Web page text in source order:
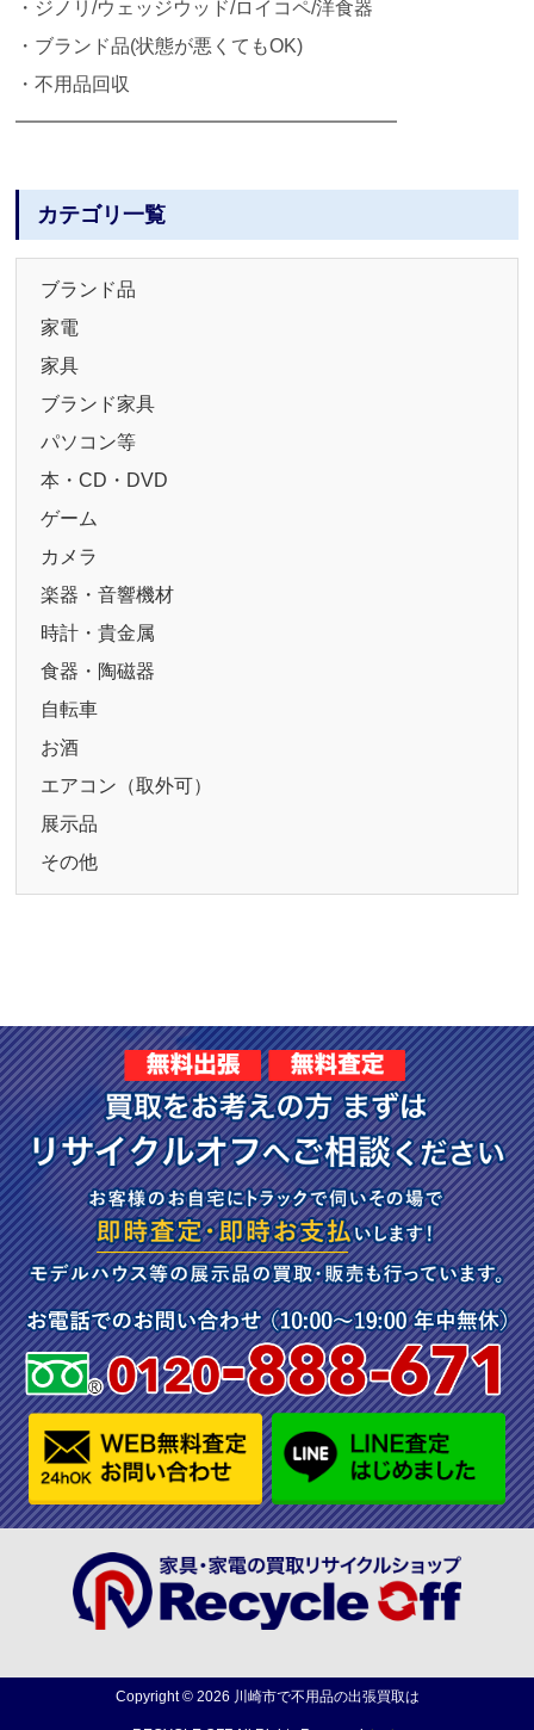
・ジノリ/ウェッジウッド/ロイコペ/洋食器
・ブランド品(状態が悪くてもOK)
・不用品回収
━━━━━━━━━━━━━━━━━━━━
カテゴリ一覧
ブランド品
家電
家具
ブランド家具
パソコン等
本・CD・DVD
ゲーム
カメラ
楽器・音響機材
時計・貴金属
食器・陶磁器
自転車
お酒
エアコン（取外可）
展示品
その他
Copyright © 2026 川崎市で不用品の出張買取は